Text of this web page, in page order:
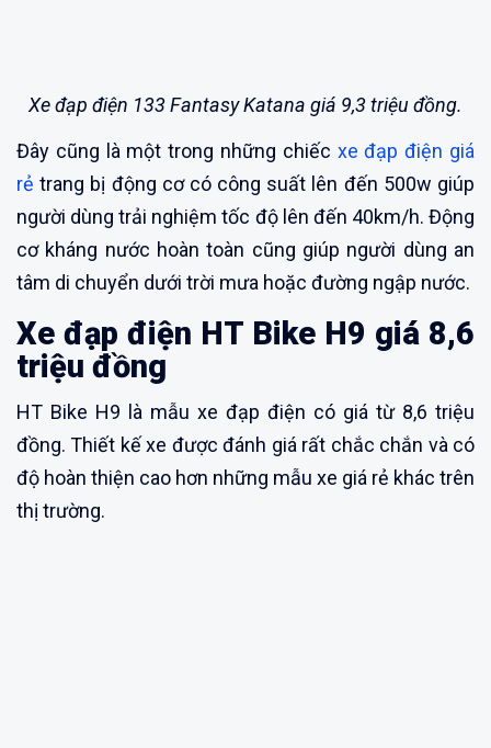
Xe đạp điện 133 Fantasy Katana giá 9,3 triệu đồng.
Đây cũng là một trong những chiếc xe đạp điện giá
rẻ trang bị động cơ có công suất lên đến 500w giúp
người dùng trải nghiệm tốc độ lên đến 40km/h. Động
cơ kháng nước hoàn toàn cũng giúp người dùng an
tâm di chuyển dưới trời mưa hoặc đường ngập nước.
Xe đạp điện HT Bike H9 giá 8,6
triệu đồng
HT Bike H9 là mẫu xe đạp điện có giá từ 8,6 triệu
đồng. Thiết kế xe được đánh giá rất chắc chắn và có
độ hoàn thiện cao hơn những mẫu xe giá rẻ khác trên
thị trường.